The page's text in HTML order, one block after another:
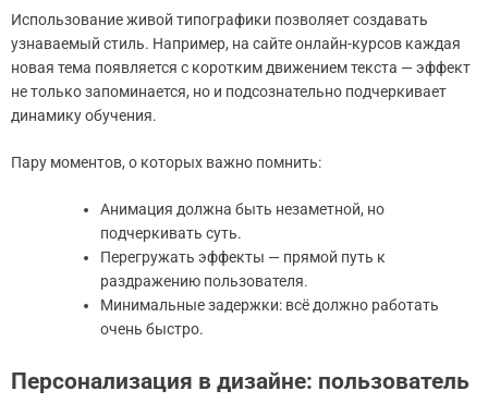
Использование живой типографики позволяет создавать
узнаваемый стиль. Например, на сайте онлайн-курсов каждая
новая тема появляется с коротким движением текста — эффект
не только запоминается, но и подсознательно подчеркивает
динамику обучения.
Пару моментов, о которых важно помнить:
Анимация должна быть незаметной, но
подчеркивать суть.
Перегружать эффекты — прямой путь к
раздражению пользователя.
Минимальные задержки: всё должно работать
очень быстро.
Персонализация в дизайне: пользователь